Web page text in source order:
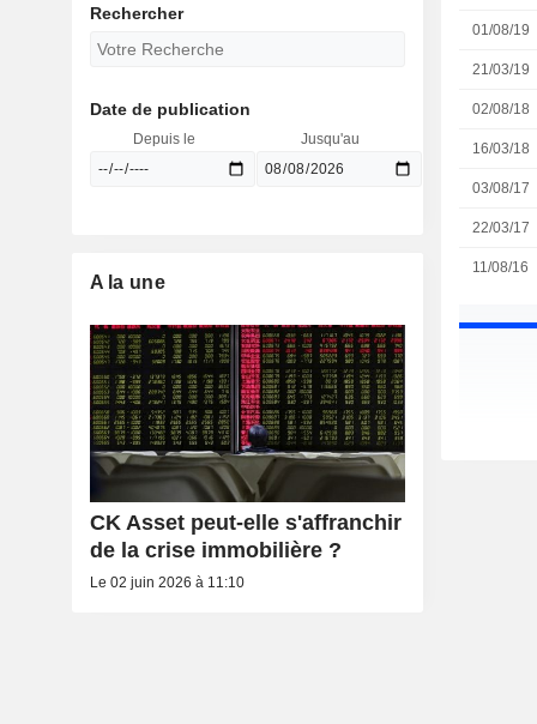
01/08/19
21/03/19
02/08/18
16/03/18
03/08/17
22/03/17
11/08/16
Rechercher
Date de publication
Depuis le Jusqu'au
A la une
CK Asset peut-elle s'affranchir
de la crise immobilière ?
Le 02 juin 2026 à 11:10